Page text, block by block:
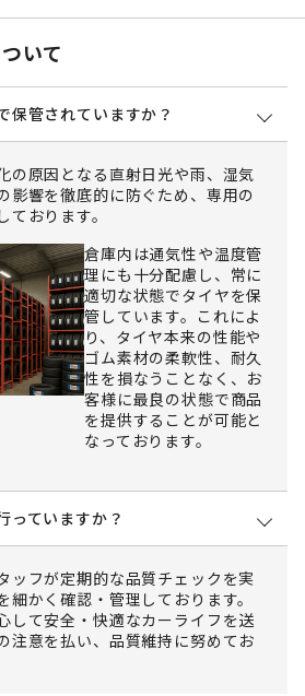
いて
保管されていますか？
の原因となる直射日光や雨、湿気
影響を徹底的に防ぐため、専用の
おります。
倉庫内は通気性や温度管
理にも十分配慮し、常に
適切な状態でタイヤを保
管しています。これによ
り、タイヤ本来の性能や
ゴム素材の柔軟性、耐久
性を損なうことなく、お
客様に最良の状態で商品
を提供することが可能と
なっております。
っていますか？
ッフが定期的な品質チェックを実
細かく確認・管理しております。
して安全・快適なカーライフを送
注意を払い、品質維持に努めてお